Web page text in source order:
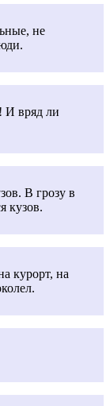
не
И вряд ли
В грозу в
кузов.
курорт, на